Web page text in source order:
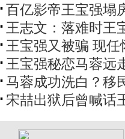
百亿影帝王宝强塌
王志文：落难时王
王宝强又被骗 现
王宝强秘恋马蓉远
马蓉成功洗白？移
宋喆出狱后曾喊话